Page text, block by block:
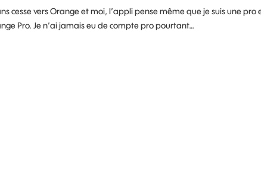
cesse vers Orange et moi, l’appli pense même que je suis une pro
Pro. Je n’ai jamais eu de compte pro pourtant…